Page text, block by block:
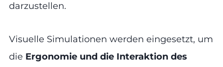
darzustellen.
Visuelle Simulationen werden eingesetzt, um
die Ergonomie und die Interaktion des